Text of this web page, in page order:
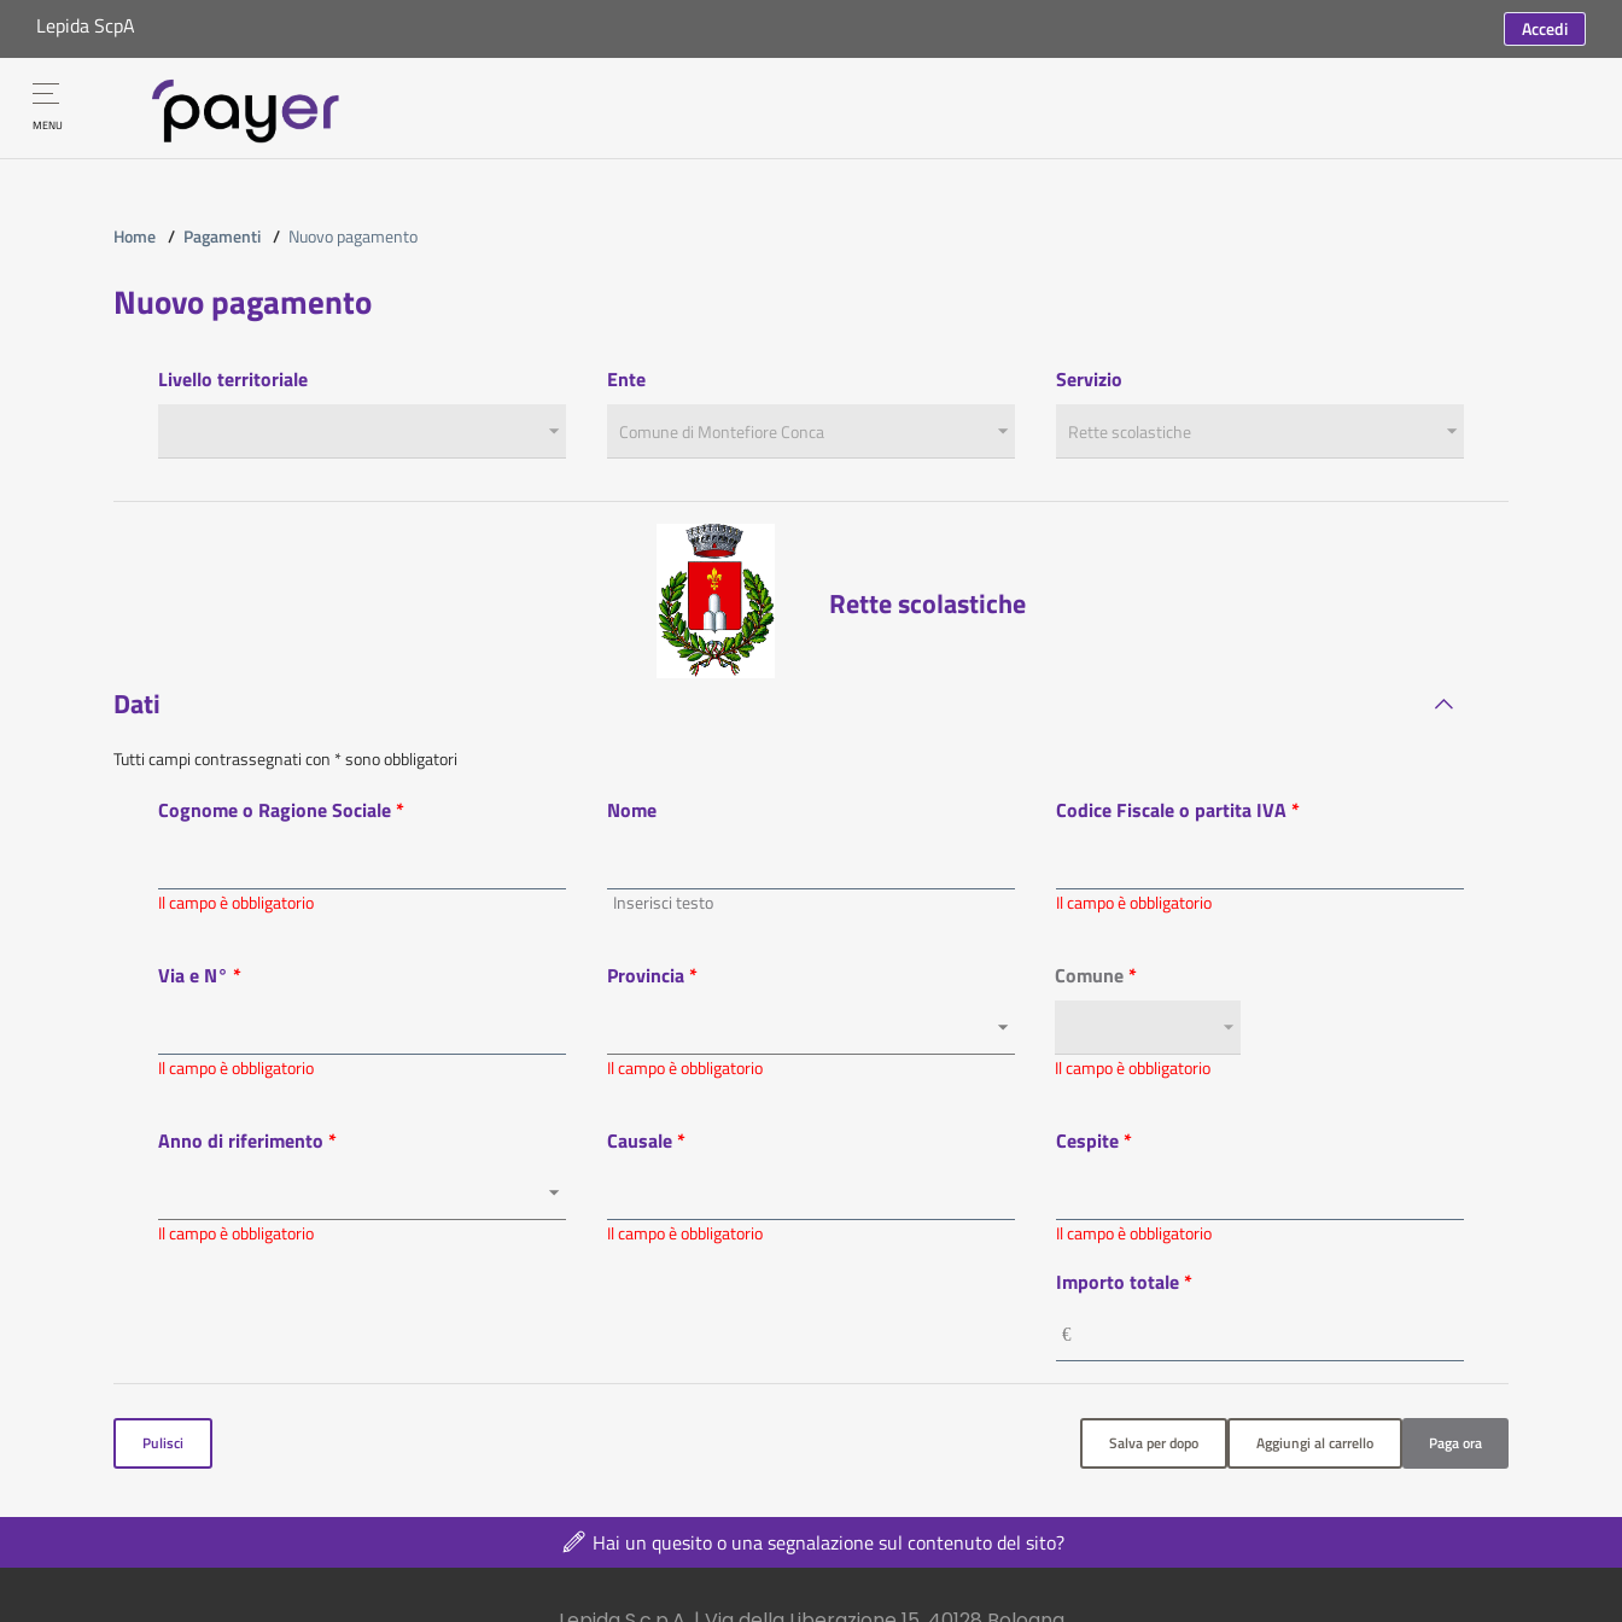
Lepida ScpA Accedi
MENU
Home / Pagamenti / Nuovo pagamento
Nuovo pagamento
Livello territoriale Ente Servizio
Rette scolastiche
Dati
Tutti campi contrassegnati con * sono obbligatori
Cognome o Ragione Sociale
Il campo è obbligatorio
Nome
Inserisci testo
Codice Fiscale o partita IVA
Il campo è obbligatorio
Via e N°
Il campo è obbligatorio
Provincia
Il campo è obbligatorio
Comune
Il campo è obbligatorio
Anno di riferimento
Il campo è obbligatorio
Causale
Il campo è obbligatorio
Cespite
Il campo è obbligatorio
Importo totale
Pulisci Salva per dopo Aggiungi al carrello Paga ora
Hai un quesito o una segnalazione sul contenuto del sito?